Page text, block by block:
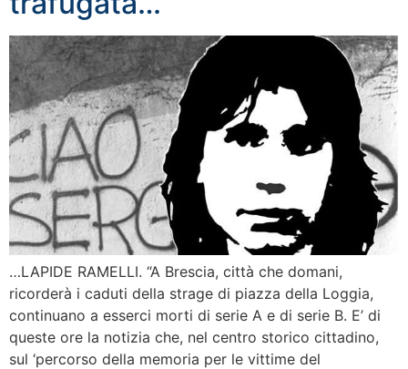
…LAPIDE RAMELLI. “A Brescia, città che domani,
ricorderà i caduti della strage di piazza della Loggia,
continuano a esserci morti di serie A e di serie B. E’ di
queste ore la notizia che, nel centro storico cittadino,
sul ‘percorso della memoria per le vittime del